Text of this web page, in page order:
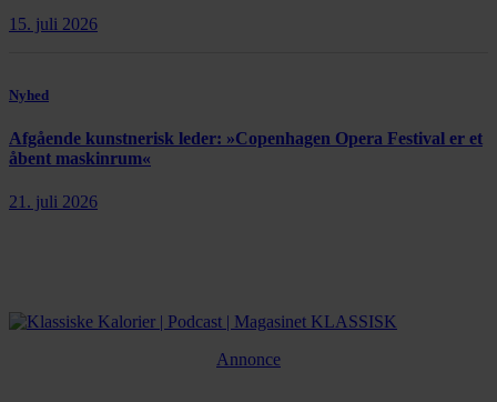
15. juli 2026
Nyhed
Afgående kunstnerisk leder: »Copenhagen Opera Festival er et
åbent maskinrum«
21. juli 2026
Annonce